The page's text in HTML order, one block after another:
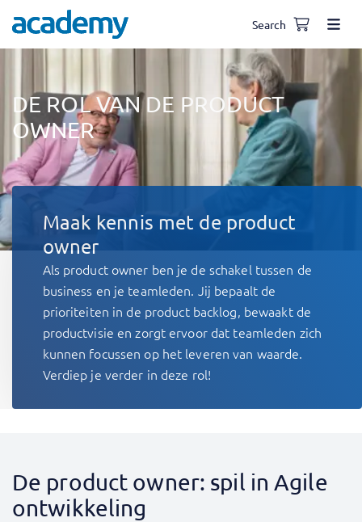
Search
DE ROL VAN DE PRODUCT
OWNER
Maak kennis met de product
owner
Als product owner ben je de schakel tussen de
business en je teamleden. Jij bepaalt de
prioriteiten in de product backlog, bewaakt de
productvisie en zorgt ervoor dat teamleden zich
kunnen focussen op het leveren van waarde.
Verdiep je verder in deze rol!
De product owner: spil in Agile
ontwikkeling